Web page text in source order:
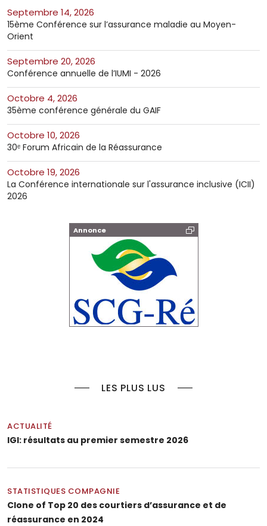
septembre 14, 2026
15ème Conférence sur l’assurance maladie au Moyen-
Orient
septembre 20, 2026
Conférence annuelle de l’IUMI - 2026
octobre 4, 2026
35ème conférence générale du GAIF
octobre 10, 2026
30ᵉ Forum Africain de la Réassurance
octobre 19, 2026
La Conférence internationale sur l'assurance inclusive (ICII)
2026
Annonce
LES PLUS LUS
ACTUALITÉ
IGI: résultats au premier semestre 2026
STATISTIQUES COMPAGNIE
Clone of Top 20 des courtiers d’assurance et de
réassurance en 2024